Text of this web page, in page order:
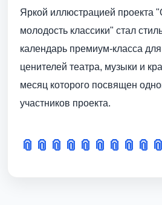
Яркой иллюстрацией проекта
молодость классики" стал
календарь премиум-класса
ценителей театра, музыки и
месяц которого посвящен
участников проекта.
📎 📎 📎 📎 📎 📎 📎 📎 📎 📎